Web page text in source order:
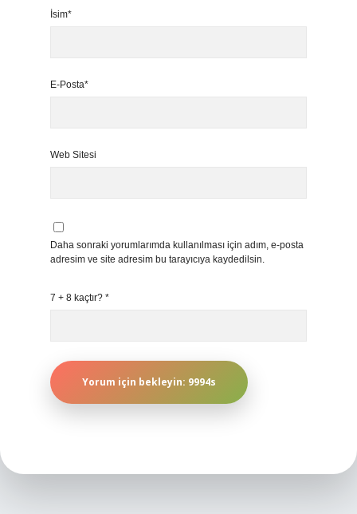
İsim*
E-Posta*
Web Sitesi
Daha sonraki yorumlarımda kullanılması için adım, e-posta
adresim ve site adresim bu tarayıcıya kaydedilsin.
7 + 8 kaçtır? *